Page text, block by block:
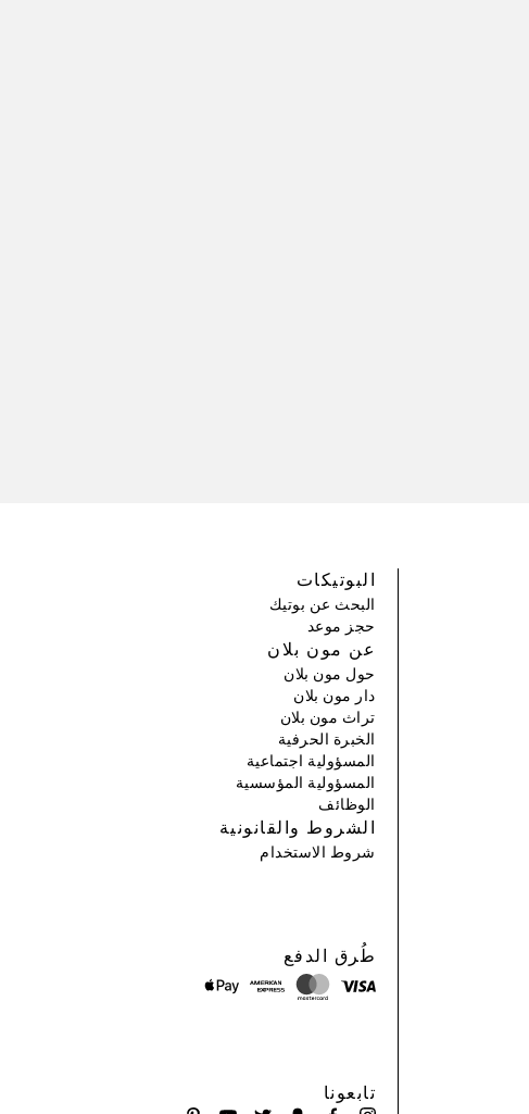
طُرق الدفع
تابعونا
البوتيكات
البحث عن بوتيك
حجز موعد
عن مون بلان
حول مون بلان
دار مون بلان
تراث مون بلان
الخبرة الحرفية
المسؤولية اجتماعية
المسؤولية المؤسسية
الوظائف
الشروط والقانونية
شروط الاستخدام